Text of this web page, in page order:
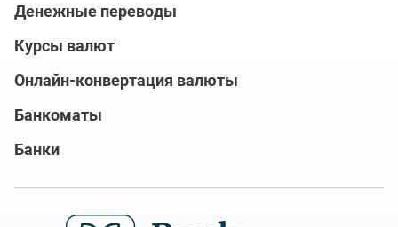
Денежные переводы
Курсы валют
Онлайн-конвертация валюты
Банкоматы
Банки